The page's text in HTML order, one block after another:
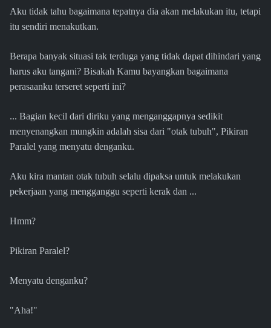
Aku tidak tahu bagaimana tepatnya dia akan melakukan itu, tetapi
itu sendiri menakutkan.
Berapa banyak situasi tak terduga yang tidak dapat dihindari yang
harus aku tangani? Bisakah Kamu bayangkan bagaimana
perasaanku terseret seperti ini?
... Bagian kecil dari diriku yang menganggapnya sedikit
menyenangkan mungkin adalah sisa dari "otak tubuh", Pikiran
Paralel yang menyatu denganku.
Aku kira mantan otak tubuh selalu dipaksa untuk melakukan
pekerjaan yang mengganggu seperti kerak dan ...
Hmm?
Pikiran Paralel?
Menyatu denganku?
"Aha!"